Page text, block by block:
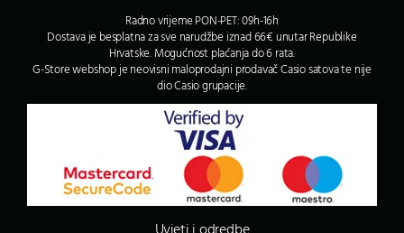
Radno vrijeme PON-PET: 09h-16h
Dostava je besplatna za sve narudžbe iznad 66€ unutar Republike
Hrvatske. Mogućnost plaćanja do 6 rata.
G-Store webshop je neovisni maloprodajni prodavač Casio satova te nije
dio Casio grupacije.